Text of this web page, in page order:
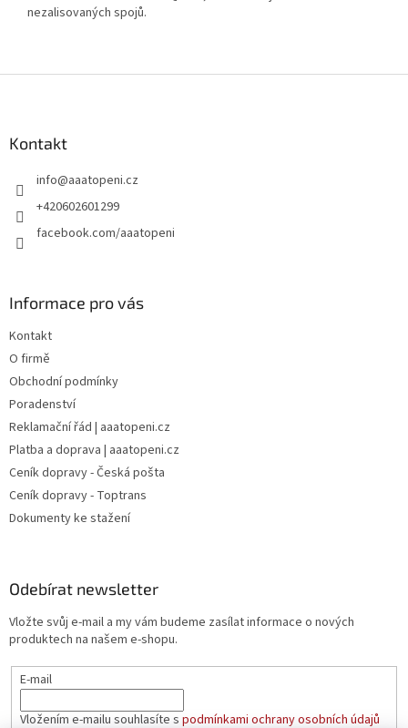
nezalisovaných spojů.
Kontakt
info@aaatopeni.cz
+420602601299
facebook.com/aaatopeni
Informace pro vás
Kontakt
O firmě
Obchodní podmínky
Poradenství
Reklamační řád | aaatopeni.cz
Platba a doprava | aaatopeni.cz
Ceník dopravy - Česká pošta
Ceník dopravy - Toptrans
Dokumenty ke stažení
Odebírat newsletter
Vložte svůj e-mail a my vám budeme zasílat informace o nových
produktech na našem e-shopu.
E-mail
Vložením e-mailu souhlasíte s podmínkami ochrany osobních údajů